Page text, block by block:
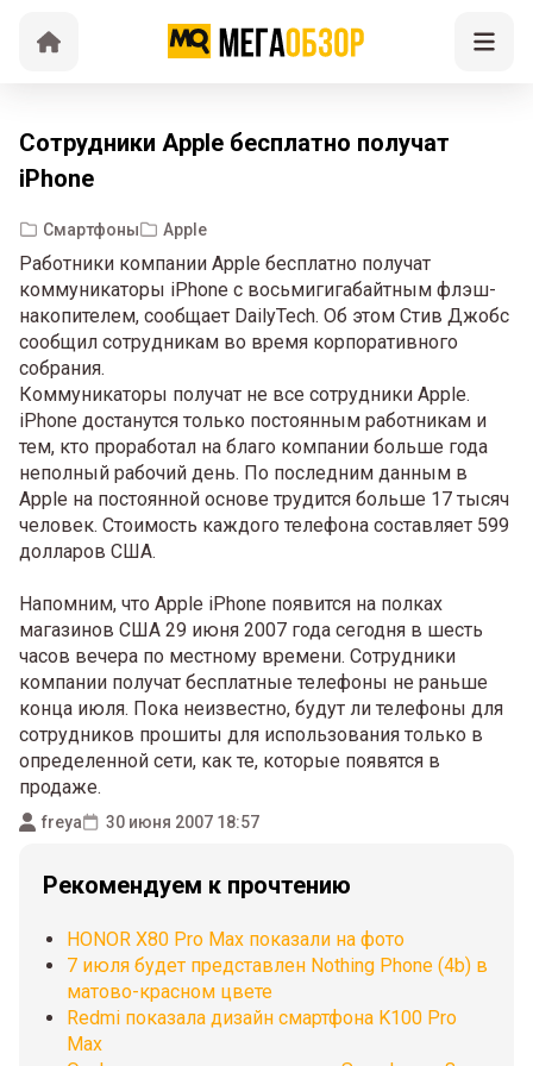
Сотрудники Apple бесплатно получат
iPhone
Смартфоны Apple
Работники компании Apple бесплатно получат
коммуникаторы iPhone с восьмигигабайтным флэш-
накопителем, сообщает DailyTech. Об этом Стив Джобс
сообщил сотрудникам во время корпоративного
собрания.
Коммуникаторы получат не все сотрудники Apple.
iPhone достанутся только постоянным работникам и
тем, кто проработал на благо компании больше года
неполный рабочий день. По последним данным в
Apple на постоянной основе трудится больше 17 тысяч
человек. Стоимость каждого телефона составляет 599
долларов США.
Напомним, что Apple iPhone появится на полках
магазинов США 29 июня 2007 года сегодня в шесть
часов вечера по местному времени. Сотрудники
компании получат бесплатные телефоны не раньше
конца июля. Пока неизвестно, будут ли телефоны для
сотрудников прошиты для использования только в
определенной сети, как те, которые появятся в
продаже.
freya 30 июня 2007 18:57
Рекомендуем к прочтению
HONOR X80 Pro Max показали на фото
7 июля будет представлен Nothing Phone (4b) в
матово-красном цвете
Redmi показала дизайн смартфона K100 Pro
Max